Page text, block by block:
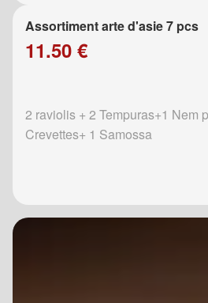
Assortiment arte d'asie 7 pcs
11.50 €
2 raviolis + 2 Tempuras+1 Nem
Crevettes+ 1 Samossa